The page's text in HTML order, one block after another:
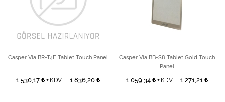
Casper Via BR-T4E Tablet Touch Panel
1.530,17 + KDV 1.836,20
Casper Via BB-S8 Tablet Gold Touch
Panel
1.059,34 + KDV 1.271,21